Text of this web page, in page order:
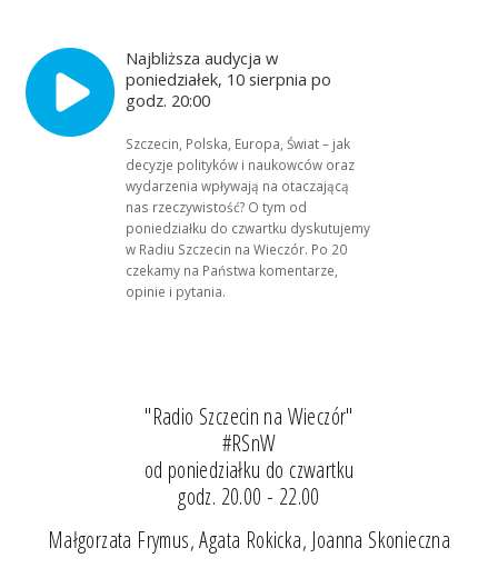
Najbliższa audycja w
poniedziałek, 10 sierpnia po
godz. 20:00
Szczecin, Polska, Europa, Świat – jak
decyzje polityków i naukowców oraz
wydarzenia wpływają na otaczającą
nas rzeczywistość? O tym od
poniedziałku do czwartku dyskutujemy
w Radiu Szczecin na Wieczór. Po 20
czekamy na Państwa komentarze,
opinie i pytania.
"Radio Szczecin na Wieczór"
#RSnW
od poniedziałku do czwartku
godz. 20.00 - 22.00
Małgorzata Frymus, Agata Rokicka, Joanna Skonieczna